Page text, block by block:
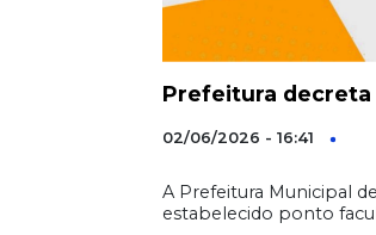
Prefeitura
02/06/2026 - 16:41
A Prefeitura Municipal
estabelecido ponto